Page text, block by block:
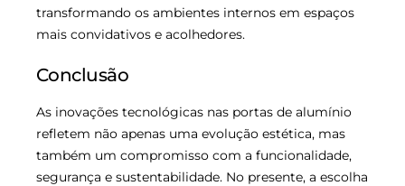
transformando os ambientes internos em espaços
mais convidativos e acolhedores.
Conclusão
As inovações tecnológicas nas portas de alumínio
refletem não apenas uma evolução estética, mas
também um compromisso com a funcionalidade,
segurança e sustentabilidade. No presente, a escolha